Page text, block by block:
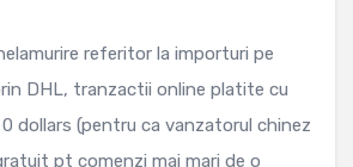
referitor la importuri pe
DHL, tranzactii online platite cu
dollars (pentru ca vanzatorul chinez
pt comenzi mai mari de o